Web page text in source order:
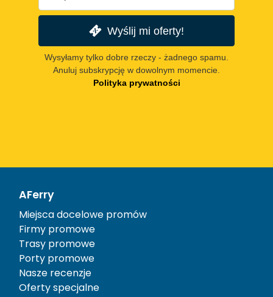
Wyślij mi oferty!
Wysyłamy tylko dobre rzeczy - żadnego spamu.
Anuluj subskrypcję w dowolnym momencie.
Polityka prywatności
AFerry
Miejsca docelowe promów
Firmy promowe
Trasy promowe
Porty promowe
Nasze recenzje
Oferty specjalne